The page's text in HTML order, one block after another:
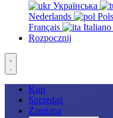
Українська
Nederlands
Français
Italiano
Rozpocznij
Kup
Sprzedaż
Zamiana